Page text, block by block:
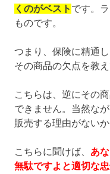
くのがベスト です。
ものです。
つまり、保険に精通
その商品の欠点を教
こちらは、逆にその
できません。当然な
販売する理由がないか
こちらに聞けば、 あ
無駄ですよと適切な